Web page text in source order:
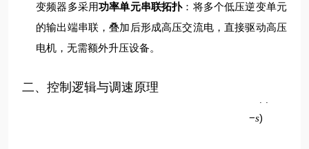
变频器多采用功率单元串联拓扑：将多个低压逆变单元
的输出端串联，叠加后形成高压交流电，直接驱动高压
电机，无需额外升压设备。
二、控制逻辑与调速原理
−s)